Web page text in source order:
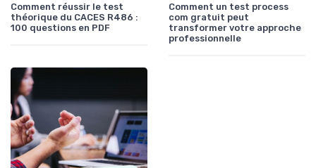
Comment réussir le test
théorique du CACES R486 :
100 questions en PDF
Comment un test process
com gratuit peut
transformer votre approche
professionnelle